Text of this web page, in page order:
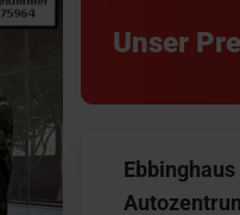
Unser
Ebbinghaus